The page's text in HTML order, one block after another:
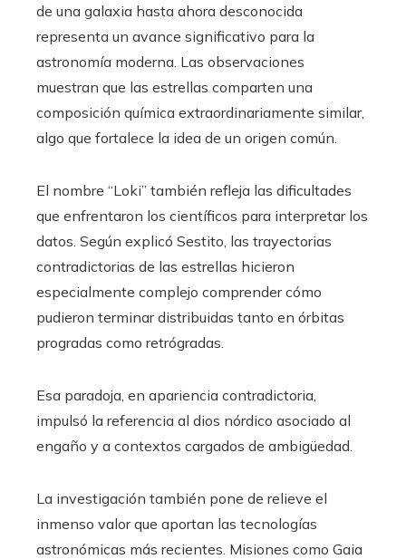
de una galaxia hasta ahora desconocida
representa un avance significativo para la
astronomía moderna. Las observaciones
muestran que las estrellas comparten una
composición química extraordinariamente similar,
algo que fortalece la idea de un origen común.
El nombre “Loki” también refleja las dificultades
que enfrentaron los científicos para interpretar los
datos. Según explicó Sestito, las trayectorias
contradictorias de las estrellas hicieron
especialmente complejo comprender cómo
pudieron terminar distribuidas tanto en órbitas
progradas como retrógradas.
Esa paradoja, en apariencia contradictoria,
impulsó la referencia al dios nórdico asociado al
engaño y a contextos cargados de ambigüedad.
La investigación también pone de relieve el
inmenso valor que aportan las tecnologías
astronómicas más recientes. Misiones como Gaia